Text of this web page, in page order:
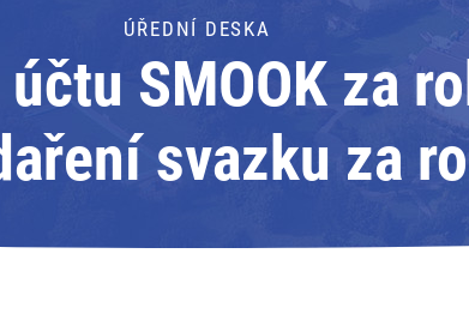
ÚŘEDNÍ DESKA
SMOOK za
svazku za
Adresát: